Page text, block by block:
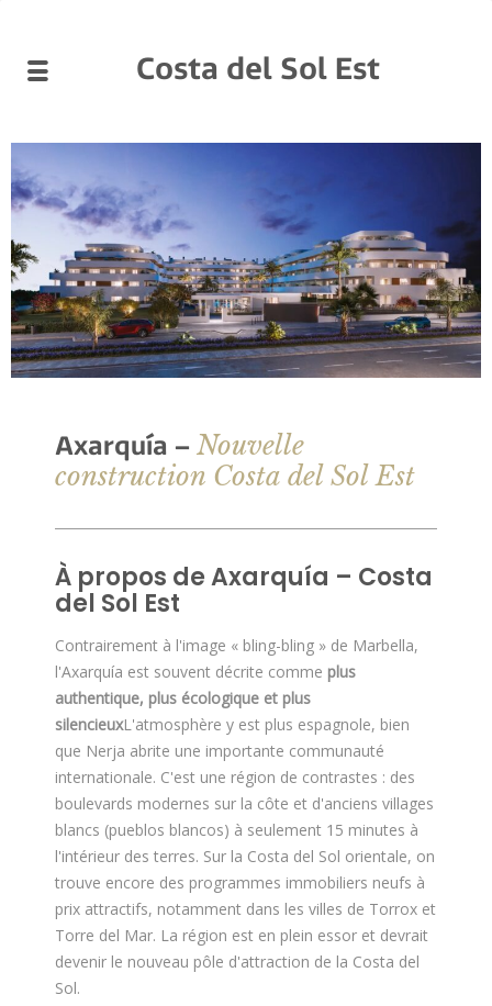
Costa del Sol Est
Axarquía – Nouvelle
construction Costa del Sol Est
À propos de Axarquía – Costa
del Sol Est
Contrairement à l'image « bling-bling » de Marbella,
l'Axarquía est souvent décrite comme plus
authentique, plus écologique et plus
silencieuxL'atmosphère y est plus espagnole, bien
que Nerja abrite une importante communauté
internationale. C'est une région de contrastes : des
boulevards modernes sur la côte et d'anciens villages
blancs (pueblos blancos) à seulement 15 minutes à
l'intérieur des terres. Sur la Costa del Sol orientale, on
trouve encore des programmes immobiliers neufs à
prix attractifs, notamment dans les villes de Torrox et
Torre del Mar. La région est en plein essor et devrait
devenir le nouveau pôle d'attraction de la Costa del
Sol.